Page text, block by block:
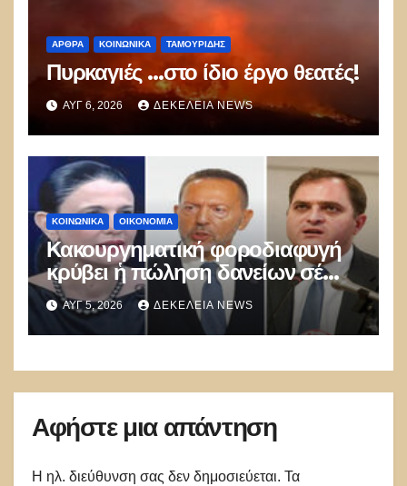
ΑΡΘΡΑ ΚΟΙΝΩΝΙΚΑ ΤΑΜΟΥΡΊΔΗΣ
Πυρκαγιές …στο ίδιο έργο θεατές!
ΑΥΓ 6, 2026 ΔΕΚΈΛΕΙΑ NEWS
ΚΟΙΝΩΝΙΚΑ ΟΙΚΟΝΟΜΙΑ
Κακουργηματική φοροδιαφυγή
κρύβει ἡ πώληση δανείων σέ
funds
ΑΥΓ 5, 2026 ΔΕΚΈΛΕΙΑ NEWS
Αφήστε μια απάντηση
Η ηλ. διεύθυνση σας δεν δημοσιεύεται. Τα